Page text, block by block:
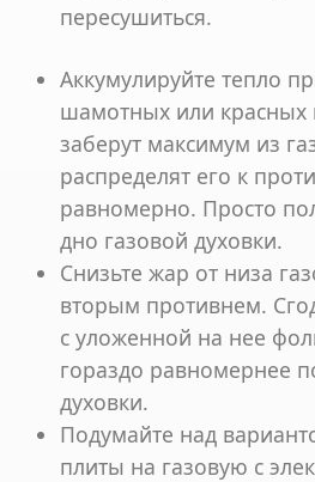
пересушиться.
Аккумулируйте тепло
шамотных или
заберут максимум из
распределят его к
равномерно. Просто
дно газовой духовки.
Снизьте жар от низа
вторым противнем.
с уложенной на нее
гораздо равномернее
духовки.
Подумайте над
плиты на газовую с